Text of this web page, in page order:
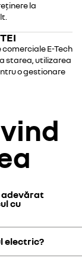
la
E-Tech
starea, utilizarea
o gestionare
adevărat
cu
ale unui vehicul
sau cureaua de
electric?